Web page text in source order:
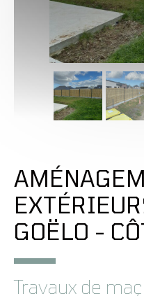
GOËLO -
Travaux de